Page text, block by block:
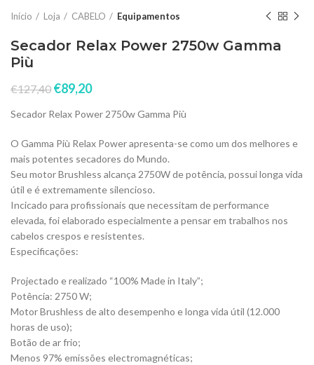
Início Loja CABELO Equipamentos
Secador Relax Power 2750w Gamma
Più
€127,40 €89,20
Secador Relax Power 2750w Gamma Più
O Gamma Più Relax Power apresenta-se como um dos melhores e
mais potentes secadores do Mundo.
Seu motor Brushless alcança 2750W de potência, possui longa vida
útil e é extremamente silencioso.
Incicado para profissionais que necessitam de performance
elevada, foi elaborado especialmente a pensar em trabalhos nos
cabelos crespos e resistentes.
Especificações:
Projectado e realizado “100% Made in Italy”;
Potência: 2750 W;
Motor Brushless de alto desempenho e longa vida útil (12.000
horas de uso);
Botão de ar frio;
Menos 97% emissões electromagnéticas;